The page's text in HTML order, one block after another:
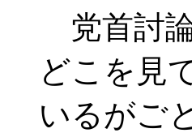
党首討
どこを見
いるがご